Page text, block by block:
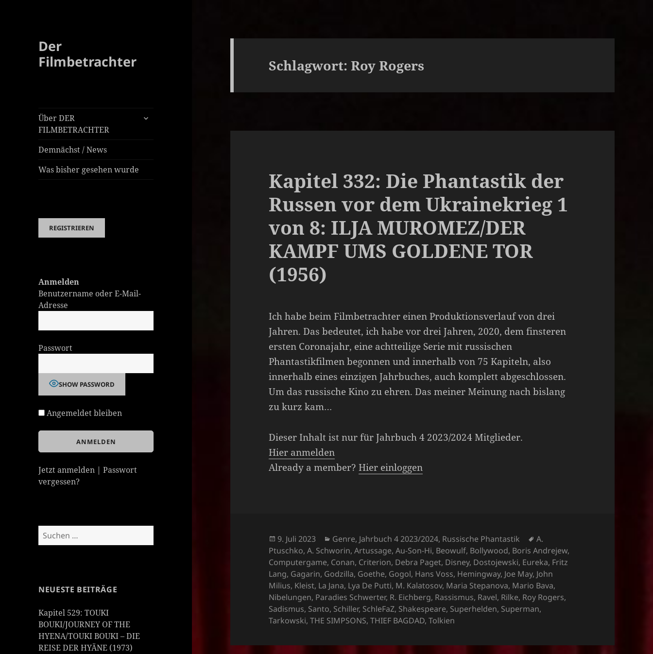
Der
Filmbetrachter
Über DER
FILMBETRACHTER
untermenü
Demnächst / News
Was bisher gesehen wurde
Anmelden
Benutzername oder E-Mail-
Adresse
Passwort
SHOW PASSWORD
Angemeldet bleiben
Jetzt anmelden |Passwort
vergessen?
Suchen
nach:
NEUESTE BEITRÄGE
Kapitel 529: TOUKI
BOUKI/JOURNEY OF THE
HYENA/TOUKI BOUKI – DIE
REISE DER HYÄNE (1973)
Schlagwort:Roy Rogers
Kapitel 332: Die Phantastik der
Russen vor dem Ukrainekrieg 1
von 8: ILJA MUROMEZ/DER
KAMPF UMS GOLDENE TOR
(1956)
Ich habe beim Filmbetrachter einen Produktionsverlauf von drei
Jahren. Das bedeutet, ich habe vor drei Jahren, 2020, dem finsteren
ersten Coronajahr, eine achtteilige Serie mit russischen
Phantastikfilmen begonnen und innerhalb von 75 Kapiteln, also
innerhalb eines einzigen Jahrbuches, auch komplett abgeschlossen.
Um das russische Kino zu ehren. Das meiner Meinung nach bislang
zu kurz kam…
Dieser Inhalt ist nur für Jahrbuch 4 2023/2024 Mitglieder.
Hier anmelden
Already a member?Hier einloggen
Veröffentlicht
am
9. Juli 2023 Kategorien
Genre, Jahrbuch 4 2023/2024, Russische Phantastik Schlagwörter
A.
Ptuschko,A. Schworin,Artussage,Au-Son-Hi, Beowulf, Bollywood, Boris Andrejew,
Computergame, Conan, Criterion, Debra Paget, Disney, Dostojewski, Eureka, Fritz
Lang, Gagarin, Godzilla, Goethe, Gogol, Hans Voss, Hemingway, Joe May, John
Milius, Kleist, La Jana, Lya De Putti, M. Kalatosov, Maria Stepanova, Mario Bava,
Nibelungen, Paradies Schwerter, R. Eichberg, Rassismus, Ravel, Rilke, Roy Rogers,
Sadismus, Santo, Schiller, SchleFaZ, Shakespeare, Superhelden, Superman,
Tarkowski,THE SIMPSONS,THIEF BAGDAD,Tolkien